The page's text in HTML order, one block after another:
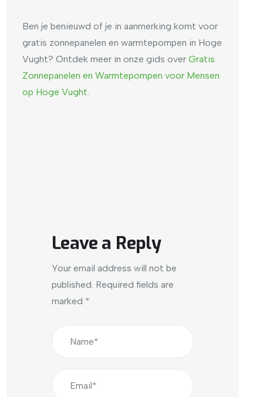
Ben je benieuwd of je in aanmerking komt voor
gratis zonnepanelen en warmtepompen in Hoge
Vught? Ontdek meer in onze gids over Gratis
Zonnepanelen en Warmtepompen voor Mensen
op Hoge Vught.
Leave a Reply
Your email address will not be
published. Required fields are
marked *